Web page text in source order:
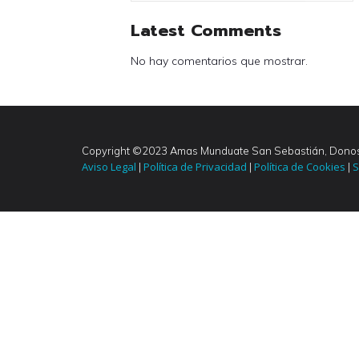
Latest Comments
No hay comentarios que mostrar.
Copyright ©2023 Amas Munduate San Sebastián,
Aviso Legal | Política de Privacidad | Política de Cookies |